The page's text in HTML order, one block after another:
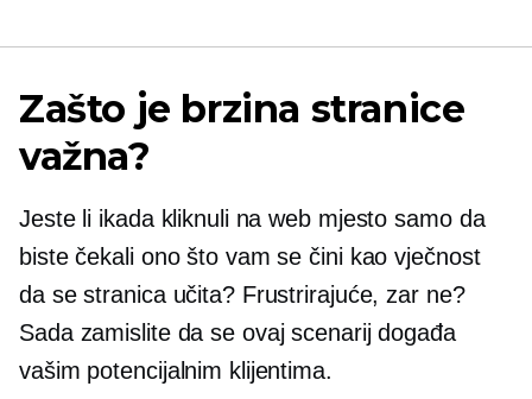
Zašto je brzina stranice
važna?
Jeste li ikada kliknuli na web mjesto samo da
biste čekali ono što vam se čini kao vječnost
da se stranica učita? Frustrirajuće, zar ne?
Sada zamislite da se ovaj scenarij događa
vašim potencijalnim klijentima.